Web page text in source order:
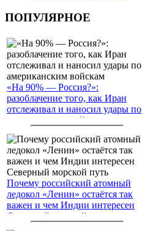
ПОПУЛЯРНОЕ
«На 90% — Россия?»:
разоблачение того, как Иран
отслеживал и наносил удары по
американским войскам
Почему российский атомный
ледокол «Ленин» остаётся так
важен и чем Индии интересен
Северный морской путь